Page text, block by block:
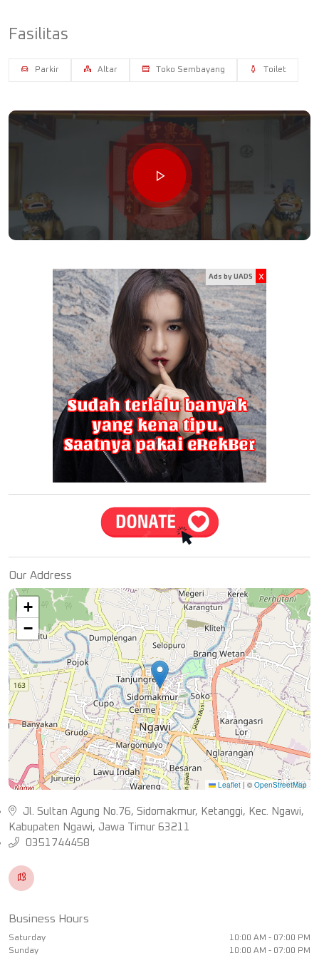
Fasilitas
Parkir Altar Toko Sembayang Toilet
Ads by UADS x
Our Address
+
−
Leaflet | ©OpenStreetMap
Jl. Sultan Agung No.76, Sidomakmur, Ketanggi, Kec. Ngawi,
Kabupaten Ngawi, Jawa Timur 63211
0351744458
Business Hours
Saturday
10:00 AM - 07:00 PM
Sunday
10:00 AM - 07:00 PM